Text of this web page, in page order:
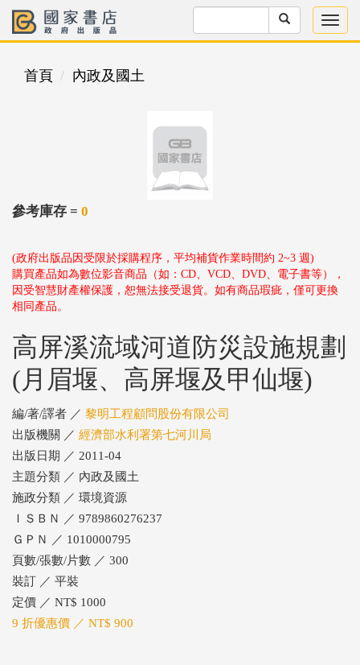
首頁 內政及國土
參考庫存 = 0
(政府出版品因受限於採購程序，平均補貨作業時間約 2~3 週)
購買產品如為數位影音商品（如：CD、VCD、DVD、電子書等），
因受智慧財產權保護，恕無法接受退貨。如有商品瑕疵，僅可更換
相同產品。
高屏溪流域河道防災設施規劃
(月眉堰、高屏堰及甲仙堰)
編/著/譯者 ／ 黎明工程顧問股份有限公司
出版機關 ／ 經濟部水利署第七河川局
出版日期 ／ 2011-04
主題分類 ／ 內政及國土
施政分類 ／ 環境資源
ＩＳＢＮ ／ 9789860276237
ＧＰＮ ／ 1010000795
頁數/張數/片數 ／ 300
裝訂 ／ 平裝
定價 ／ NT$ 1000
9 折優惠價 ／ NT$ 900